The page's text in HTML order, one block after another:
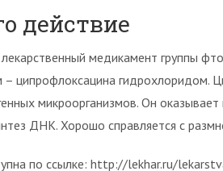
действие
медикамент группы
ципрофлоксацина гидрохлоридом.
микроорганизмов. Он
ДНК. Хорошо справляется с
по ссылке: http://lekhar.ru/